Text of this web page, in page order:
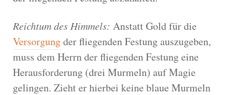
Reichtum des Himmels: Anstatt Gold für die
Versorgungder fliegenden Festung auszugeben,
muss dem Herrn der fliegenden Festung eine
Herausforderung (drei Murmeln) auf Magie
gelingen. Zieht er hierbei keine blaue Murmeln